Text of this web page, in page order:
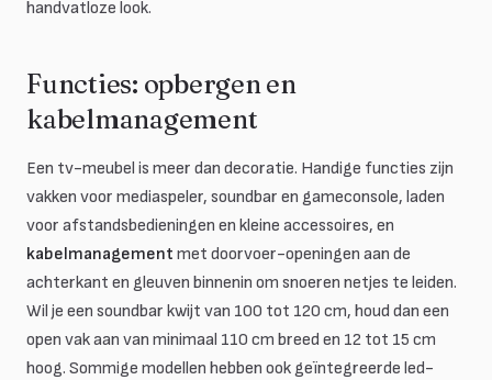
handvatloze look.
Functies: opbergen en
kabelmanagement
Een tv-meubel is meer dan decoratie. Handige functies zijn
vakken voor mediaspeler, soundbar en gameconsole, laden
voor afstandsbedieningen en kleine accessoires, en
kabelmanagement met doorvoer-openingen aan de
achterkant en gleuven binnenin om snoeren netjes te leiden.
Wil je een soundbar kwijt van 100 tot 120 cm, houd dan een
open vak aan van minimaal 110 cm breed en 12 tot 15 cm
hoog. Sommige modellen hebben ook geïntegreerde led-